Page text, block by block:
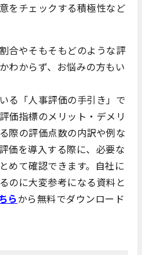
をチェックする積極性など
合やそもそもどのような評
わからず、お悩みの方もい
る「人事評価の手引き」で
価指標のメリット・デメリ
際の評価点数の内訳や例な
価を導入する際に、必要な
めて確認できます。自社に
のに大変参考になる資料と
らから無料でダウンロード